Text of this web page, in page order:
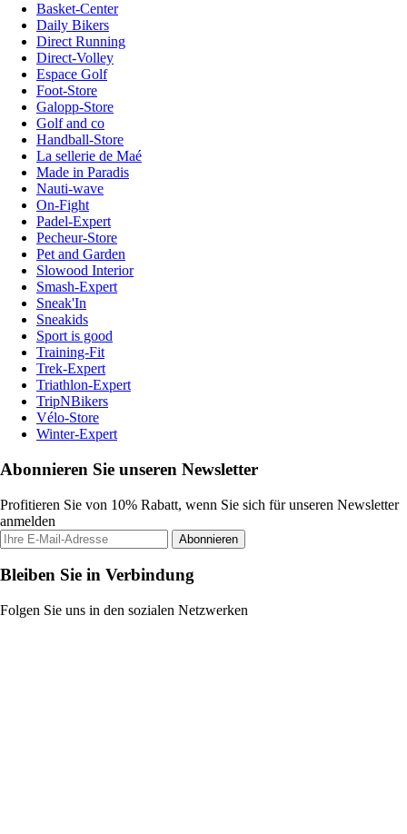
Basket-Center
Daily Bikers
Direct Running
Direct-Volley
Espace Golf
Foot-Store
Galopp-Store
Golf and co
Handball-Store
La sellerie de Maé
Made in Paradis
Nauti-wave
On-Fight
Padel-Expert
Pecheur-Store
Pet and Garden
Slowood Interior
Smash-Expert
Sneak'In
Sneakids
Sport is good
Training-Fit
Trek-Expert
Triathlon-Expert
TripNBikers
Vélo-Store
Winter-Expert
Abonnieren Sie unseren Newsletter
Profitieren Sie von 10% Rabatt, wenn Sie sich für unseren Newsletter
anmelden
Abonnieren
Bleiben Sie in Verbindung
Folgen Sie uns in den sozialen Netzwerken